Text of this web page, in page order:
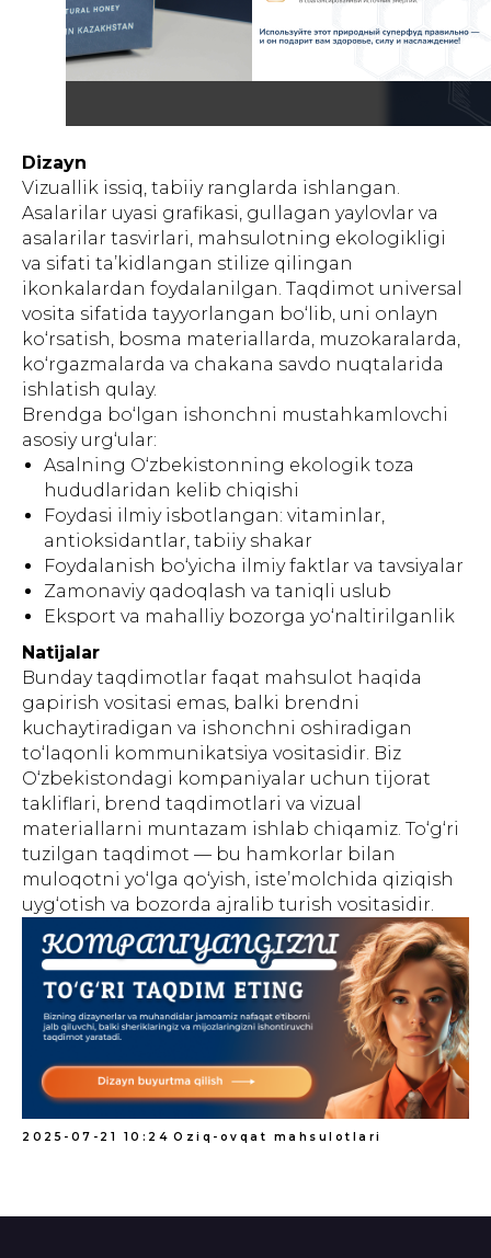
Dizayn
Vizuallik issiq, tabiiy ranglarda ishlangan.
Asalarilar uyasi grafikasi, gullagan yaylovlar va
asalarilar tasvirlari, mahsulotning ekologikligi
va sifati ta’kidlangan stilize qilingan
ikonkalardan foydalanilgan. Taqdimot universal
vosita sifatida tayyorlangan bo‘lib, uni onlayn
ko‘rsatish, bosma materiallarda, muzokaralarda,
ko‘rgazmalarda va chakana savdo nuqtalarida
ishlatish qulay.
Brendga bo‘lgan ishonchni mustahkamlovchi
asosiy urg‘ular:
Asalning O‘zbekistonning ekologik toza
hududlaridan kelib chiqishi
Foydasi ilmiy isbotlangan: vitaminlar,
antioksidantlar, tabiiy shakar
Foydalanish bo‘yicha ilmiy faktlar va tavsiyalar
Zamonaviy qadoqlash va taniqli uslub
Eksport va mahalliy bozorga yo‘naltirilganlik
Natijalar
Bunday taqdimotlar faqat mahsulot haqida
gapirish vositasi emas, balki brendni
kuchaytiradigan va ishonchni oshiradigan
to‘laqonli kommunikatsiya vositasidir. Biz
O‘zbekistondagi kompaniyalar uchun tijorat
takliflari, brend taqdimotlari va vizual
materiallarni muntazam ishlab chiqamiz. To‘g‘ri
tuzilgan taqdimot — bu hamkorlar bilan
muloqotni yo‘lga qo‘yish, iste’molchida qiziqish
uyg‘otish va bozorda ajralib turish vositasidir.
2025-07-21 10:24 Oziq-ovqat mahsulotlari
Создание, поддержка и
продвижение сайтов в Узбекистане
ГЛАВНАЯ О НАС УПАКОВКА
ПОЛИГРАФИЯ
INSTAGRAM ПРЕЗЕНТАЦИИ САЙТЫ
ПОЛЬЗОВАТЕЛЬСКОЕ
СОГЛАШЕНИЕ